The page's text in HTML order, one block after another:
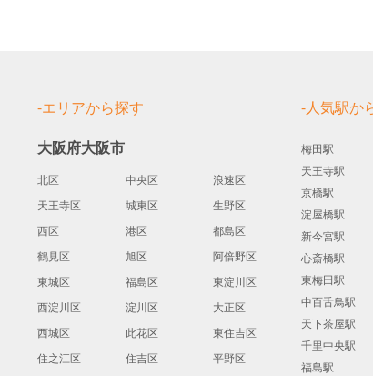
-エリアから探す
大阪府大阪市
北区 中央区
浪速区
天王寺区
城東区
生野区
西区
港区
都島区
鶴見区
旭区
阿倍野区
東城区
福島区
東淀川区
西淀川区
淀川区
大正区
西城区
此花区
東住吉区
住之江区
住吉区 平野区
-人気駅か
梅田駅
天王寺駅
京橋駅
淀屋橋駅
新今宮駅
心斎橋駅
東梅田駅
中百舌鳥駅
天下茶屋駅
千里中央駅
福島駅